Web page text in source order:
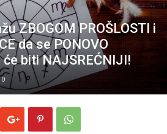
ZBOGOM PROŠLOSTI i
da se PONOVO
biti NAJSREĆNIJI!
0